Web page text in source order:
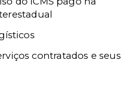
contratados e seus